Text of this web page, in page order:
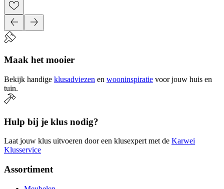
Maak het mooier
Bekijk handige klusadviezen en wooninspiratie voor jouw huis en
tuin.
Hulp bij je klus nodig?
Laat jouw klus uitvoeren door een klusexpert met de Karwei
Klusservice
Assortiment